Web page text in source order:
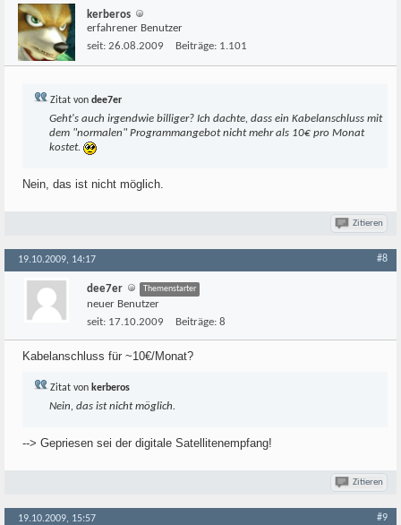
kerberos
erfahrener Benutzer
seit: 26.08.2009 Beiträge: 1.101
Zitat von dee7er
Geht's auch irgendwie billiger? Ich dachte, dass ein Kabelanschluss mit
dem "normalen" Programmangebot nicht mehr als 10€ pro Monat
kostet.
Nein, das ist nicht möglich.
Zitieren
19.10.2009, 14:17 #8
dee7er Themenstarter
neuer Benutzer
seit: 17.10.2009 Beiträge: 8
Kabelanschluss für ~10€/Monat?
Zitat von kerberos
Nein, das ist nicht möglich.
--> Gepriesen sei der digitale Satellitenempfang!
Zitieren
19.10.2009, 15:57 #9